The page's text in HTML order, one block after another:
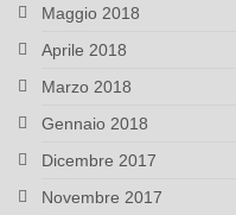
Maggio 2018
Aprile 2018
Marzo 2018
Gennaio 2018
Dicembre 2017
Novembre 2017